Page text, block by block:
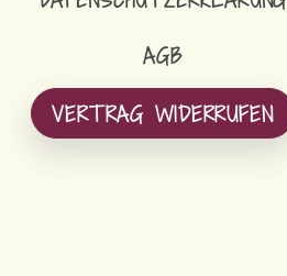
AGB
VERTRAG WIDERRUFEN